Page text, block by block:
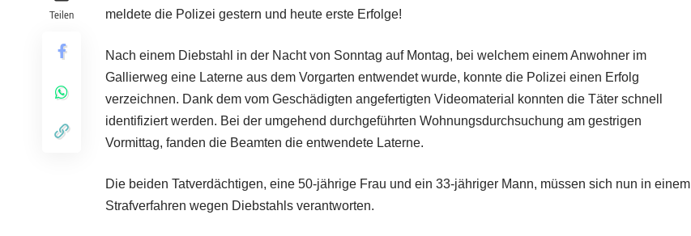
Teilen
meldete die Polizei gestern und heute erste Erfolge!
Nach einem Diebstahl in der Nacht von Sonntag auf Montag, bei welchem einem Anwohner im
Gallierweg eine Laterne aus dem Vorgarten entwendet wurde, konnte die Polizei einen Erfolg
verzeichnen. Dank dem vom Geschädigten angefertigten Videomaterial konnten die Täter schnell
identifiziert werden. Bei der umgehend durchgeführten Wohnungsdurchsuchung am gestrigen
Vormittag, fanden die Beamten die entwendete Laterne.
Die beiden Tatverdächtigen, eine 50-jährige Frau und ein 33-jähriger Mann, müssen sich nun in einem
Strafverfahren wegen Diebstahls verantworten.